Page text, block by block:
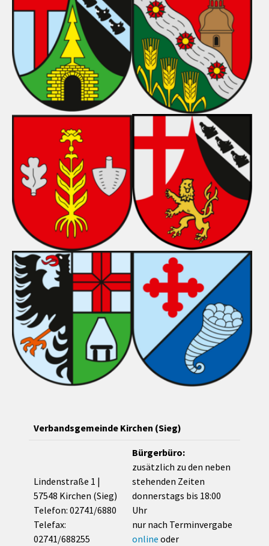
Verbandsgemeinde Kirchen (Sieg)
Lindenstraße 1 |
57548 Kirchen (Sieg)
Telefon: 02741/6880
Telefax:
02741/688255
Bürgerbüro:
zusätzlich zu den neben
stehenden Zeiten
donnerstags bis 18:00
Uhr
nur nach Terminvergabe
online oder